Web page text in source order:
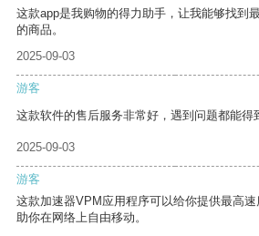
这款app是我购物的得力助手，让我能够找到
的商品。
2025-09-03
游客
这款软件的售后服务非常好，遇到问题都能得
2025-09-03
游客
这款加速器VPM应用程序可以给你提供最高
助你在网络上自由移动。